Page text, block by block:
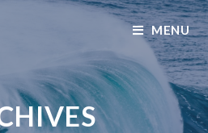
MENU